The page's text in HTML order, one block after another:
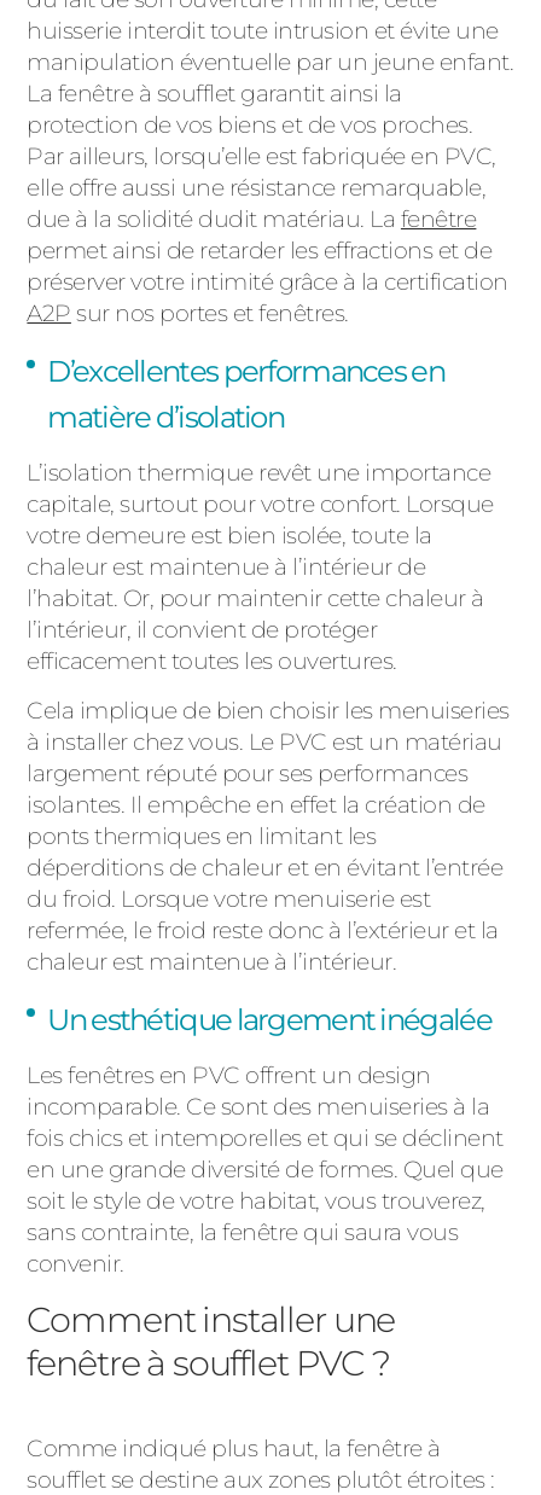
huisserie interdit toute intrusion et évite une
manipulation éventuelle par un jeune enfant.
La fenêtre à soufflet garantit ainsi la
protection de vos biens et de vos proches.
Par ailleurs, lorsqu’elle est fabriquée en PVC,
elle offre aussi une résistance remarquable,
due à la solidité dudit matériau. La fenêtre
permet ainsi de retarder les effractions et de
préserver votre intimité grâce à la certification
A2P sur nos portes et fenêtres.
D’excellentes performances en
matière d’isolation
L’isolation thermique revêt une importance
capitale, surtout pour votre confort. Lorsque
votre demeure est bien isolée, toute la
chaleur est maintenue à l’intérieur de
l’habitat. Or, pour maintenir cette chaleur à
l’intérieur, il convient de protéger
efficacement toutes les ouvertures.
Cela implique de bien choisir les menuiseries
à installer chez vous. Le PVC est un matériau
largement réputé pour ses performances
isolantes. Il empêche en effet la création de
ponts thermiques en limitant les
déperditions de chaleur et en évitant l’entrée
du froid. Lorsque votre menuiserie est
refermée, le froid reste donc à l’extérieur et la
chaleur est maintenue à l’intérieur.
Un esthétique largement inégalée
Les fenêtres en PVC offrent un design
incomparable. Ce sont des menuiseries à la
fois chics et intemporelles et qui se déclinent
en une grande diversité de formes. Quel que
soit le style de votre habitat, vous trouverez,
sans contrainte, la fenêtre qui saura vous
convenir.
Comment installer une
fenêtre à soufflet PVC ?
Comme indiqué plus haut, la fenêtre à
soufflet se destine aux zones plutôt étroites :